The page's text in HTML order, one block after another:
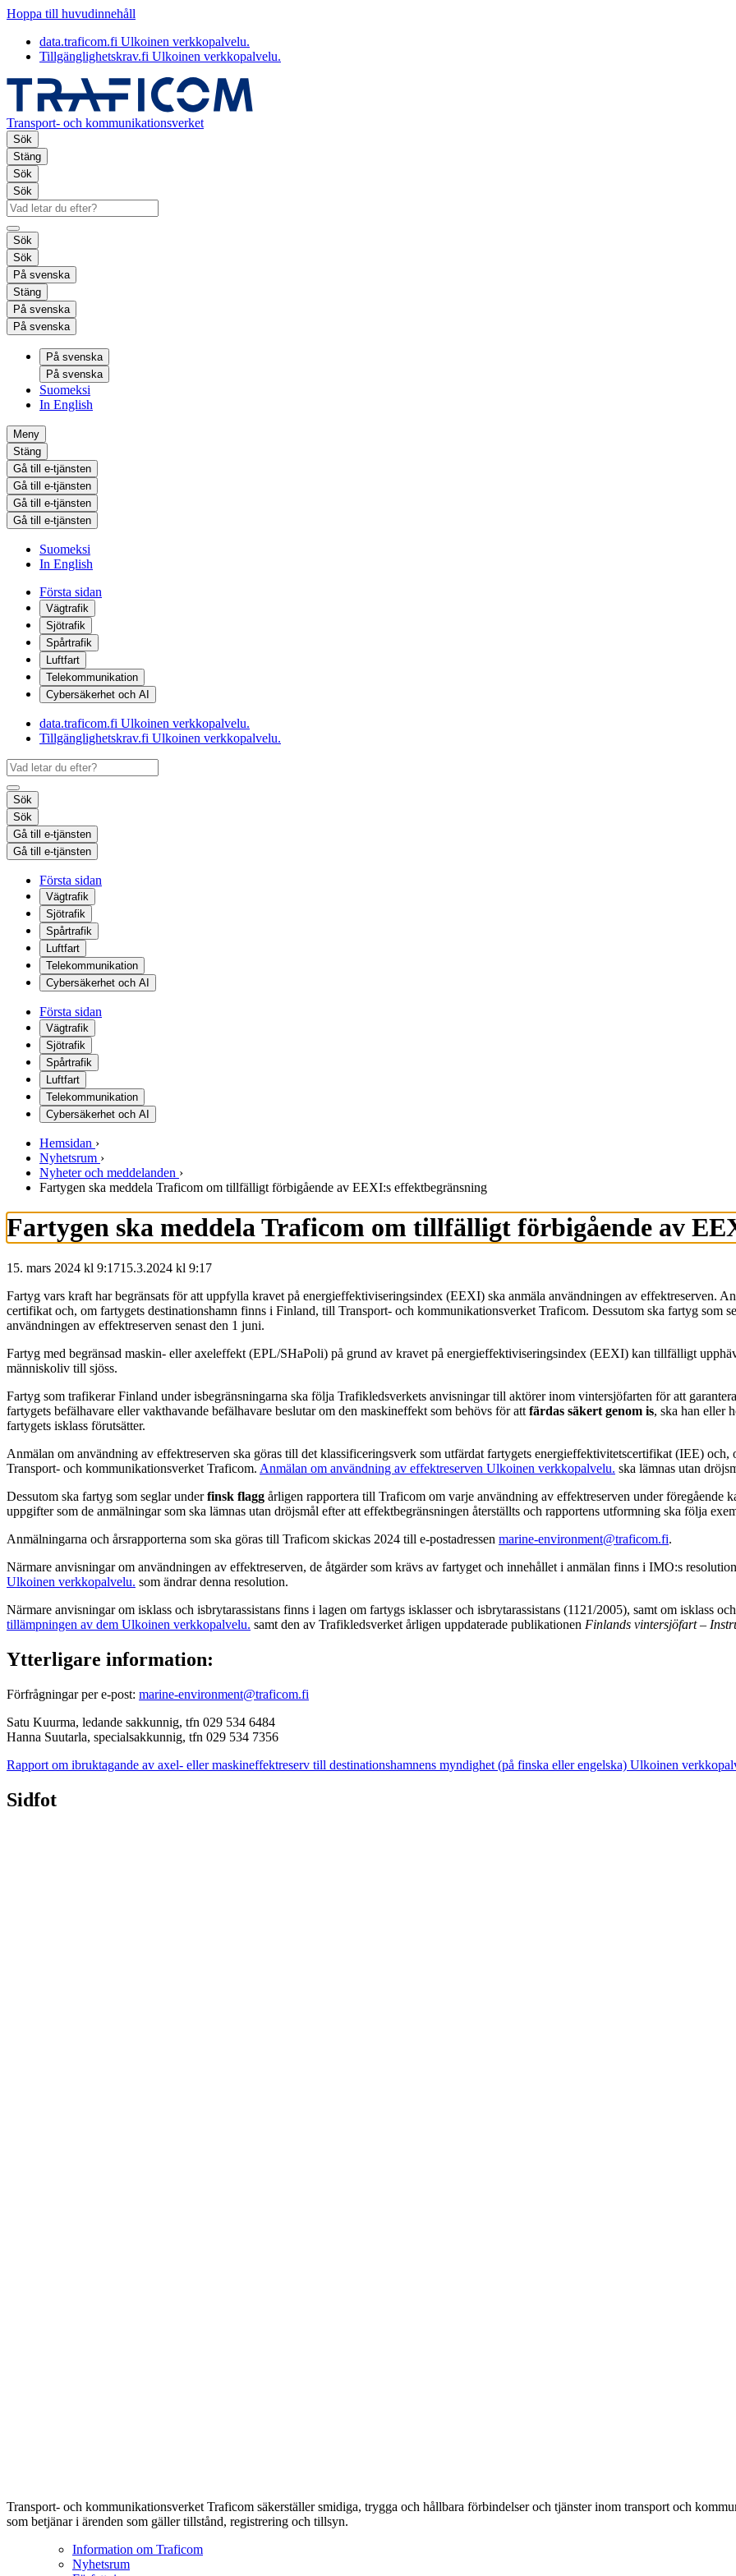
Hoppa till huvudinnehåll
data.traficom.fi Ulkoinen verkkopalvelu.
Tillgänglighetskrav.fi Ulkoinen verkkopalvelu.
Transport- och kommunikationsverket
Sök
Stäng
Sök
Sök
Sök
Sök
På svenska
Stäng
På svenska
På svenska
På svenska
På svenska
Suomeksi
In English
Meny
Stäng
Gå till e-tjänsten
Gå till e-tjänsten
Gå till e-tjänsten
Gå till e-tjänsten
Suomeksi
In English
Första sidan
Vägtrafik
Sjötrafik
Spårtrafik
Luftfart
Telekommunikation
Cybersäkerhet och AI
data.traficom.fi Ulkoinen verkkopalvelu.
Tillgänglighetskrav.fi Ulkoinen verkkopalvelu.
Sök
Sök
Gå till e-tjänsten
Gå till e-tjänsten
Första sidan
Vägtrafik
Sjötrafik
Spårtrafik
Luftfart
Telekommunikation
Cybersäkerhet och AI
Första sidan
Vägtrafik
Sjötrafik
Spårtrafik
Luftfart
Telekommunikation
Cybersäkerhet och AI
Hemsidan ›
Nyhetsrum ›
Nyheter och meddelanden ›
Fartygen ska meddela Traficom om tillfälligt förbigående av EEXI:s effektbegränsning
Fartygen ska meddela Traficom om tillfälligt förbigående av
15. mars 2024 kl 9:1715.3.2024 kl 9:17
Fartyg vars kraft har begränsats för att uppfylla kravet på energieffektiviseringsindex (EEXI) ska anmäla användningen av effektreserven.
certifikat och, om fartygets destinationshamn finns i Finland, till Transport- och kommunikationsverket Traficom. Dessutom ska fartyg som
användningen av effektreserven senast den 1 juni.
Fartyg med begränsad maskin- eller axeleffekt (EPL/SHaPoli) på grund av kravet på energieffektiviseringsindex (EEXI) kan tillfälligt
människoliv till sjöss.
Fartyg som trafikerar Finland under isbegränsningarna ska följa Trafikledsverkets anvisningar till aktörer inom vintersjöfarten för att
fartygets befälhavare eller vakthavande befälhavare beslutar om den maskineffekt som behövs för att färdas säkert genom is, ska han eller
fartygets isklass förutsätter.
Anmälan om användning av effektreserven ska göras till det klassificeringsverk som utfärdat fartygets energieffektivitetscertifikat (IEE) och,
Transport- och kommunikationsverket Traficom. Anmälan om användning av effektreserven Ulkoinen verkkopalvelu. ska lämnas utan
Dessutom ska fartyg som seglar underfinsk flagg årligen rapportera till Traficom om varje användning av effektreserven under föregående
uppgifter som de anmälningar som ska lämnas utan dröjsmål efter att effektbegränsningen återställts och rapportens utformning ska följa
Anmälningarna och årsrapporterna som ska göras till Traficom skickas 2024 till e-postadressen marine-environment@traficom.fi.
Närmare anvisningar om användningen av effektreserven, de åtgärder som krävs av fartyget och innehållet i anmälan finns i IMO:s
Ulkoinen verkkopalvelu. som ändrar denna resolution.
Närmare anvisningar om isklass och isbrytarassistans finns i lagen om fartygs isklasser och isbrytarassistans (1121/2005), samt om isklass
tillämpningen av dem Ulkoinen verkkopalvelu. samt den av Trafikledsverket årligen uppdaterade publikationen Finlands vintersjöfart –
Ytterligare information:
Förfrågningar per e-post: marine-environment@traficom.fi
Satu Kuurma, ledande sakkunnig, tfn 029 534 6484
Hanna Suutarla, specialsakkunnig, tfn 029 534 7356
Rapport om ibruktagande av axel- eller maskineffektreserv till destinationshamnens myndighet (på finska eller engelska) Ulkoinen
Sidfot
Transport- och kommunikationsverket Traficom säkerställer smidiga, trygga och hållbara förbindelser och tjänster inom transport och
som betjänar i ärenden som gäller tillstånd, registrering och tillsyn.
Information om Traficom
Nyhetsrum